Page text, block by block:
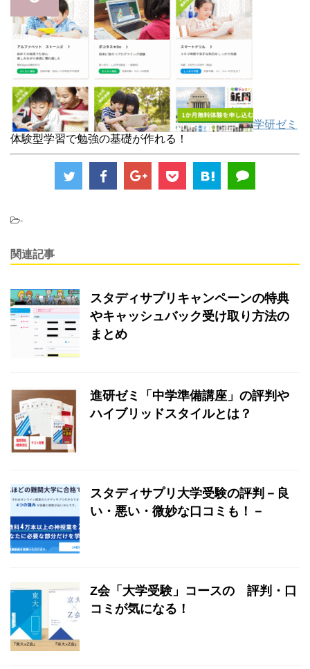
学研ゼミ
体験型学習で勉強の基礎が作れる！
-
関連記事
スタディサプリキャンペーンの特典
やキャッシュバック受け取り方法の
まとめ
進研ゼミ「中学準備講座」の評判や
ハイブリッドスタイルとは？
スタディサプリ大学受験の評判－良
い・悪い・微妙な口コミも！－
Z会「大学受験」コースの 評判・口
コミが気になる！